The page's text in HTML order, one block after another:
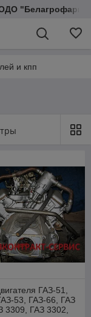
и кпп
ГАЗ-51,
53, ГАЗ-66, ГАЗ
3309, ГАЗ 3302,